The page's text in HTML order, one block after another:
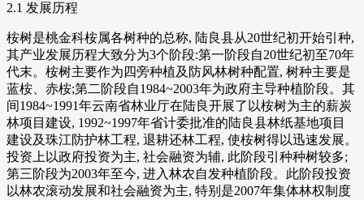
2.1 发展历程
桉树是桃金科桉属各树种的总称, 陆良县从20世纪初开始引种,
其产业发展历程大致分为3个阶段:第一阶段自20世纪初至70年
代末。桉树主要作为四旁种植及防风林树种配置, 树种主要是
蓝桉、赤桉;第二阶段自1984~2003年为政府主导种植阶段。其
间1984~1991年云南省林业厅在陆良开展了以桉树为主的薪炭
林项目建设, 1992~1997年省计委批准的陆良县林纸基地项目
建设及珠江防护林工程, 退耕还林工程, 使桉树得以迅速发展。
投资上以政府投资为主, 社会融资为辅, 此阶段引种种树较多;
第三阶段为2003年至今, 进入林农自发种植阶段。此阶段投资
以林农滚动发展和社会融资为主, 特别是2007年集体林权制度